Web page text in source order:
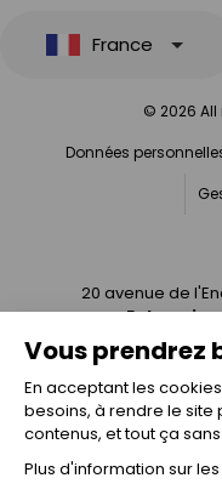
Vous prendrez
En acceptant les
besoins, à rendre le site
contenus, et tout ça
Plus d'information sur
France
© 2026 All
Données
20 avenue de